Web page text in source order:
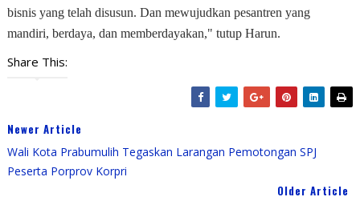
bisnis yang telah disusun. Dan mewujudkan pesantren yang
mandiri, berdaya, dan memberdayakan," tutup Harun.
Share This:
Newer Article
Wali Kota Prabumulih Tegaskan Larangan Pemotongan SPJ
Peserta Porprov Korpri
Older Article